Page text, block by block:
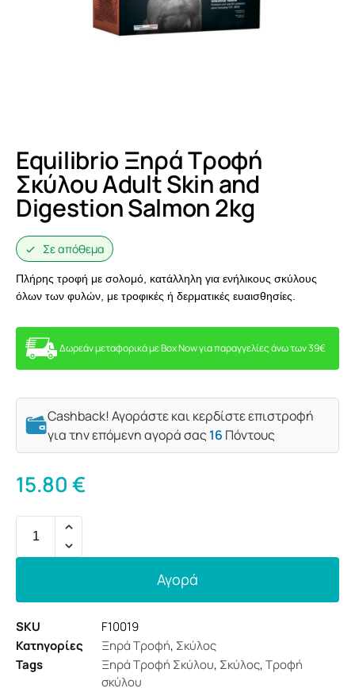
Equilibrio Ξηρά Τροφή
Σκύλου Adult Skin and
Digestion Salmon 2kg
Σε απόθεμα
Πλήρης τροφή με σολομό, κατάλληλη για ενήλικους σκύλους
όλων των φυλών, με τροφικές ή δερματικές ευαισθησίες.
Δωρεάν μεταφορικά με Box Now για παραγγελίες άνω των 39€
Cashback! Αγοράστε και κερδίστε επιστροφή
για την επόμενη αγορά σας16 Πόντους
15.80€
Αγορά
SKU
F10019
Κατηγορίες
Ξηρά Τροφή, Σκύλος
Tags
Ξηρά Τροφή Σκύλου, Σκύλος,Τροφή
σκύλου